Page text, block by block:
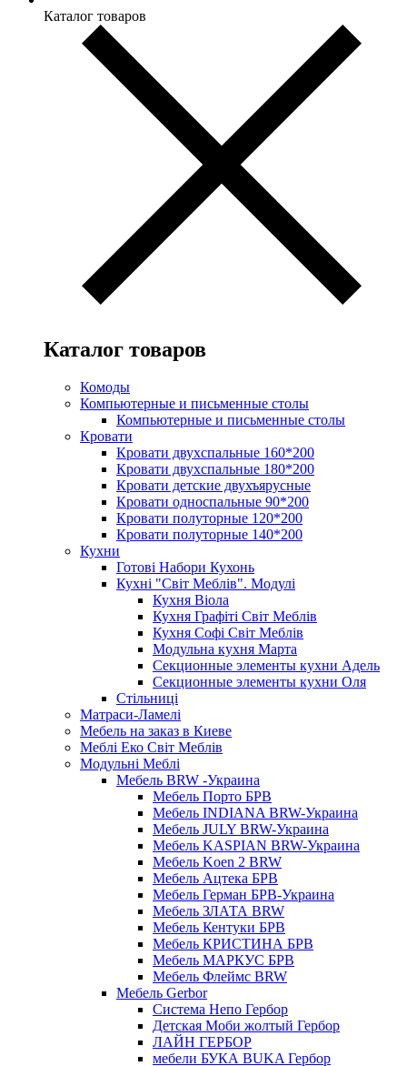
Каталог товаров
Каталог товаров
Комоды
Компьютерные и письменные столы
Компьютерные и письменные столы
Кровати
Кровати двухспальные 160*200
Кровати двухспальные 180*200
Кровати детские двухъярусные
Кровати односпальные 90*200
Кровати полуторные 120*200
Кровати полуторные 140*200
Кухни
Готові Набори Кухонь
Кухні "Світ Меблів". Модулі
Кухня Віола
Кухня Графіті Світ Меблів
Кухня Софі Світ Меблів
Модульна кухня Марта
Секционные элементы кухни Адель
Секционные элементы кухни Оля
Стільниці
Матраси-Ламелі
Мебель на заказ в Киеве
Меблі Еко Світ Меблів
Модульні Меблі
Мебель BRW -Украина
Мебель Порто БРВ
Мебель INDIANA BRW-Украина
Мебель JULY BRW-Украина
Мебель KASPIAN BRW-Украина
Мебель Koen 2 BRW
Мебель Ацтека БРВ
Мебель Герман БРВ-Украина
Мебель ЗЛАТА BRW
Мебель Кентуки БРВ
Мебель КРИСТИНА БРВ
Мебель МАРКУС БРВ
Мебель Флеймс BRW
Мебель Gerbor
Cистема Непо Гербор
Детская Моби жолтый Гербор
ЛАЙН ГЕРБОР
мебели БУКА BUKA Гербор